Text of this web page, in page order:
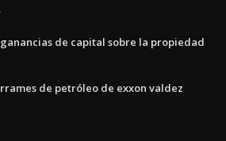
de capital sobre la propiedad
de petróleo de exxon valdez